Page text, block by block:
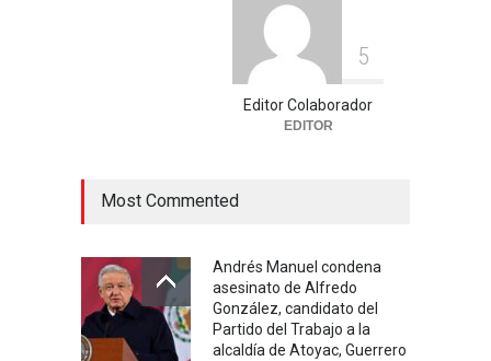
5
Editor Colaborador
EDITOR
Most Commented
Andrés Manuel condena
asesinato de Alfredo
González, candidato del
Partido del Trabajo a la
alcaldía de Atoyac, Guerrero